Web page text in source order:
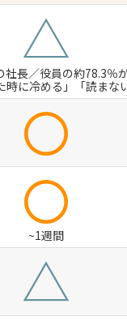
△
社長／役員の約78.3％
時に冷める」「読まな
〇
〇
~1週間
△